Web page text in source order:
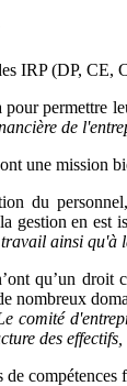
IRP (DP, CE,
permettre
de
une mission
du
gestion en
ainsi qu'à
qu’un droit
nombreux
comité
des